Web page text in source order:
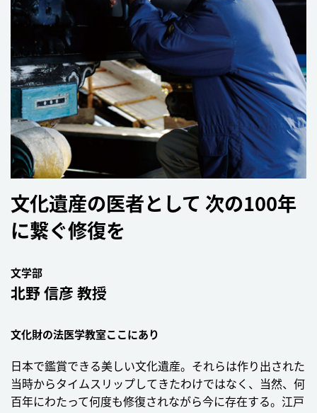
文化遺産の医者として 次の100年
に繋ぐ修復を
文学部
北野 信彦 教授
文化財の法医学教室ここにあり
日本で鑑賞できる美しい文化遺産。それらは作り出された
当時からタイムスリップしてきたわけではなく、当然、何
百年にわたって何度も修復されながら今に存在する。江戸